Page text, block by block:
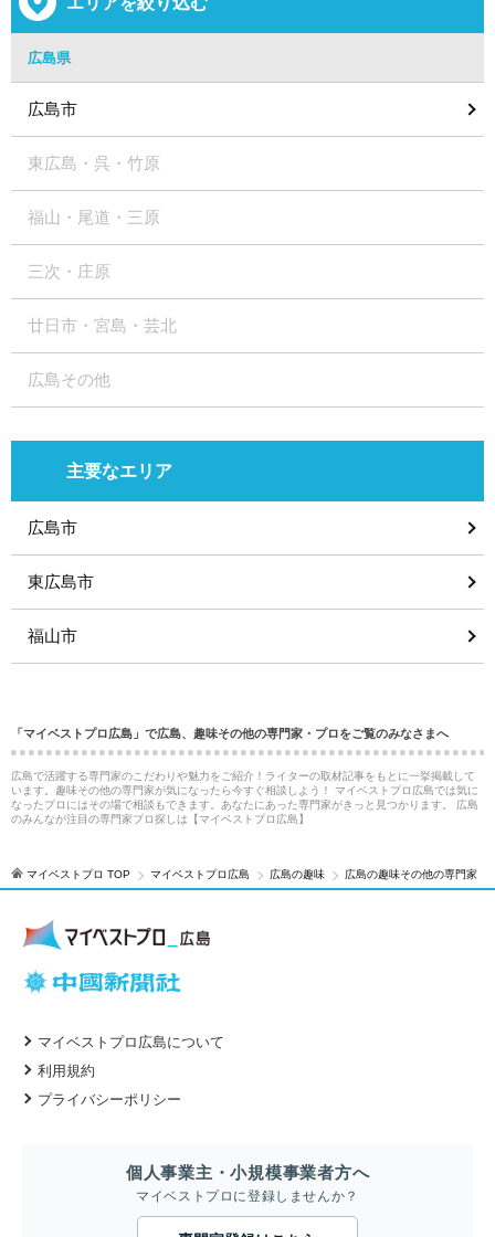
広島県
広島市
東広島・呉・竹原
福山・尾道・三原
三次・庄原
廿日市・宮島・芸北
広島その他
主要なエリア
広島市
東広島市
福山市
「マイベストプロ広島」で広島、趣味その他の専門家・プロをご覧のみなさまへ
広島で活躍する専門家のこだわりや魅力をご紹介！ライターの取材記事をもとに一挙掲載して
います。趣味その他の専門家が気になったら今すぐ相談しよう！ マイベストプロ広島では気に
なったプロにはその場で相談もできます。あなたにあった専門家がきっと見つかります。 広島
のみんなが注目の専門家プロ探しは【マイベストプロ広島】
マイベストプロ TOP マイベストプロ広島 広島の趣味 広島の趣味その他の専門家
マイベストプロ広島について
利用規約
プライバシーポリシー
個人事業主・小規模事業者方へ
マイベストプロに登録しませんか？